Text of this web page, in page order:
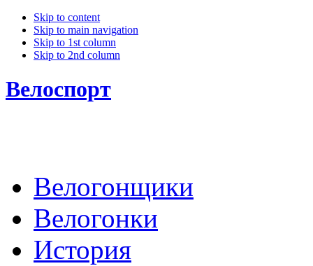
Skip to content
Skip to main navigation
Skip to 1st column
Skip to 2nd column
Велоспорт
Велогонщики
Велогонки
История